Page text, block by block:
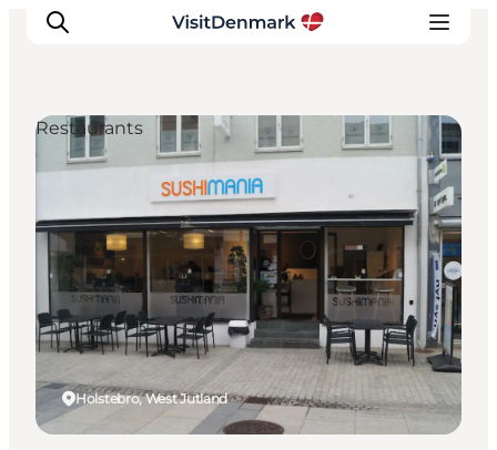
Inspiration
Resmål
Aktiviteter
Övernatta
Planera resan
Holstebro, West Jutland
Restaurants